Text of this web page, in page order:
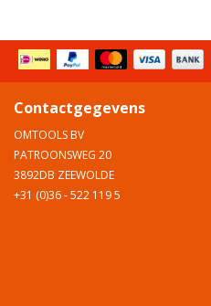
Contactgegevens
OMTOOLS BV
PATROONSWEG 20
3892DB ZEEWOLDE
+31 (0)36 - 522 119 5